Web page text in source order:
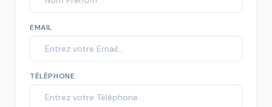
EMAIL
TÉLÉPHONE